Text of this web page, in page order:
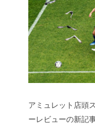
アミュレット店頭
ーレビューの新記